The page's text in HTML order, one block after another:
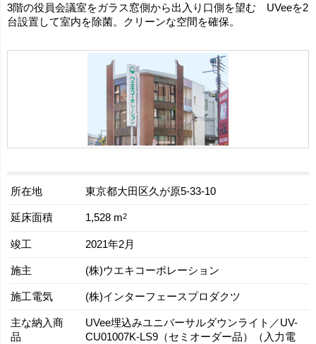
3階の役員会議室をガラス窓側から出入り口側を望む UVeeを2
台設置して室内を除菌。クリーンな空間を確保。
所在地 東京都大田区久が原5-33-10
延床面積 1,528 m2
竣工 2021年2月
施主 (株)ウエキコーポレーション
施工電気 (株)インターフェースプロダクツ
主な納入商
品
UVee埋込みユニバーサルダウンライト／UV-
CU01007K-LS9（セミオーダー品）（入力電